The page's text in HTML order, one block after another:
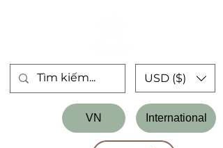
VN International
USD ($)